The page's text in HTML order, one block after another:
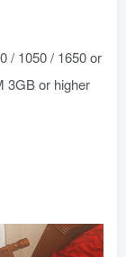
/ 1050 / 1650 or
3GB or higher